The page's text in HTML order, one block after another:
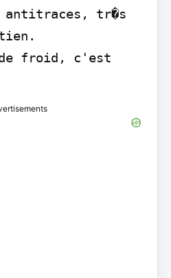
tr�s
de froid, c'est